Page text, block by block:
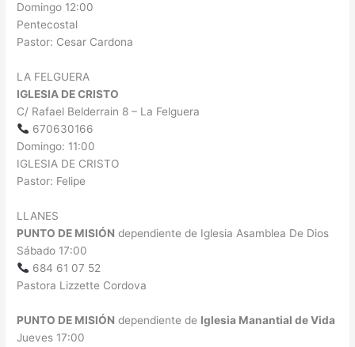
Domingo 12:00
Pentecostal
Pastor: Cesar Cardona
LA FELGUERA
IGLESIA DE CRISTO
C/ Rafael Belderrain 8 – La Felguera
670630166
Domingo: 11:00
IGLESIA DE CRISTO
Pastor: Felipe
LLANES
PUNTO DE MISIÓN dependiente de Iglesia Asamblea De Dios
Sábado 17:00
684 61 07 52
Pastora Lizzette Cordova
PUNTO DE MISIÓN dependiente de Iglesia Manantial de Vida
Jueves 17:00